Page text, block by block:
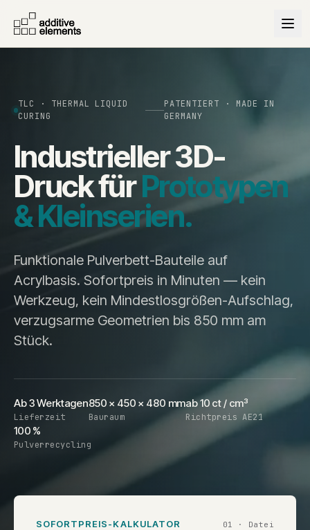
TLC · THERMAL LIQUID
CURING
PATENTIERT · MADE IN
GERMANY
Industrieller 3D-
Druck fürPrototypen
& Kleinserien.
Funktionale Pulverbett-Bauteile auf
Acrylbasis. Sofortpreis in Minuten — kein
Werkzeug, kein Mindestlosgrößen-Aufschlag,
verzugsarme Geometrien bis 850 mm am
Stück.
Ab 3 Werktagen
Lieferzeit
850 × 450 × 480 mm
Bauraum
ab 10 ct / cm³
Richtpreis AE21
100 %
Pulverrecycling
SOFORTPREIS-KALKULATOR 01 · Datei